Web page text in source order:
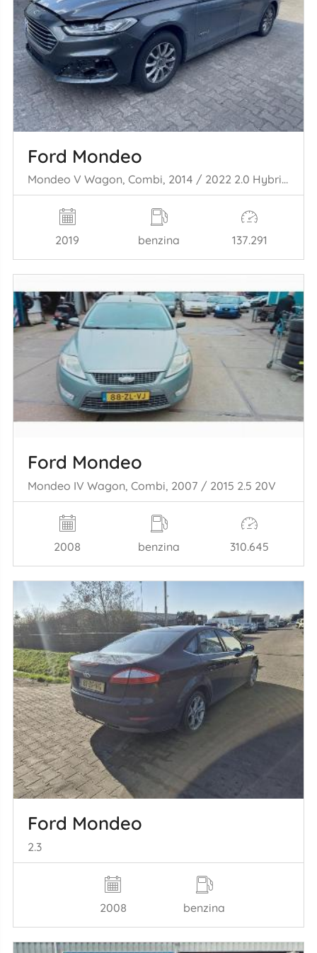
Ford Mondeo
Mondeo V Wagon, Combi, 2014 / 2022 2.0 Hybrid 16V
2019 benzina 137.291
Ford Mondeo
Mondeo IV Wagon, Combi, 2007 / 2015 2.5 20V
2008 benzina 310.645
Ford Mondeo
2.3
2008 benzina